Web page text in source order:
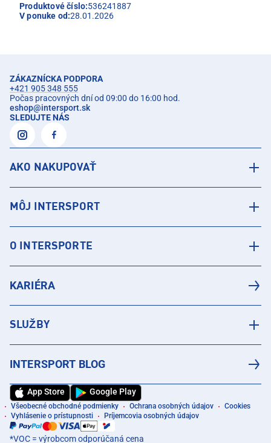
Produktové číslo:536241887
V ponuke od:28.01.2026
ZÁKAZNÍCKA PODPORA
+421 905 348 555
Počas pracovných dní od 09:00 do 16:00 hod.
eshop@intersport.sk
SLEDUJTE NÁS
AKO NAKUPOVAŤ
MÔJ INTERSPORT
O INTERSPORTE
KARIÉRA
SLUŽBY
INTERSPORT BLOG
App Store Google Play
Všeobecné obchodné podmienky Ochrana osobných údajov
Cookies
Vyhlásenie o prístupnosti
Príjemcovia osobných údajov
*VOC = výrobcom odporúčaná cena